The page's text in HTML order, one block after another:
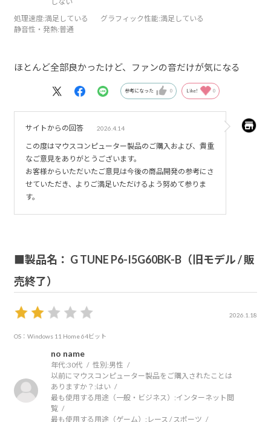
処理速度:満足している グラフィック性能:満足している
静音性・発熱:普通
ほとんど全部良かったけど、ファンの音だけが気になる
参考になった 0 Like! 0
サイトからの回答 2026.4.14
この度はマウスコンピューター製品のご購入および、貴重
なご意見をありがとうございます。
お客様からいただいたご意見は今後の商品開発の参考にさ
せていただき、よりご満足いただけるよう努めて参りま
す。
■製品名： G TUNE P6-I5G60BK-B（旧モデル / 販
売終了）
2026.1.18
OS：Windows 11 Home 64ビット
no name
年代:30代 性別:男性
以前にマウスコンピューター製品をご購入されたことは
ありますか？:はい
最も使用する用途（一般・ビジネス）:インターネット閲
覧
最も使用する用途（ゲーム）: レース / スポーツ